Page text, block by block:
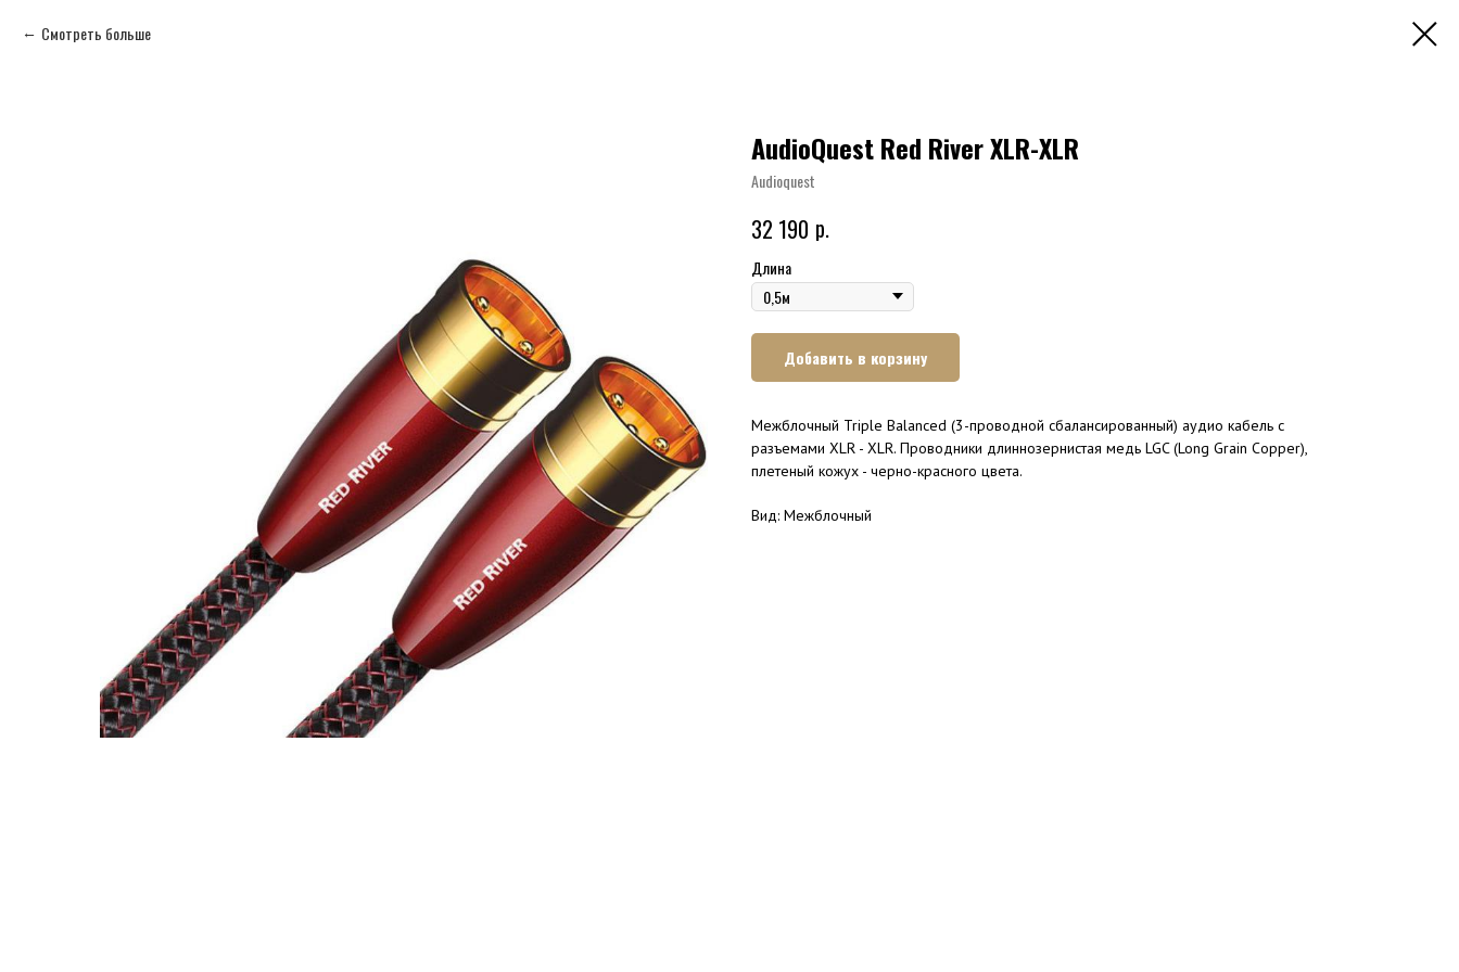
Смотреть больше
AudioQuest Red River XLR-XLR
Audioquest
32 190 р.
Длина
Добавить в корзину
Межблочный Triple Balanced (3-проводной сбалансированный) аудио кабель с
разъемами XLR - XLR. Проводники длиннозернистая медь LGC (Long Grain Copper),
плетеный кожух - черно-красного цвета.
Вид: Межблочный